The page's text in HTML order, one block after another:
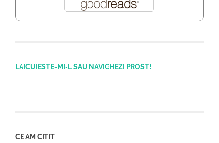
LAICUIESTE-MI-L SAU NAVIGHEZI PROST!
CE AM CITIT